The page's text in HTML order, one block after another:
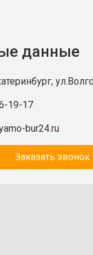
данные
19-17
bur24.ru
Заказать звонок